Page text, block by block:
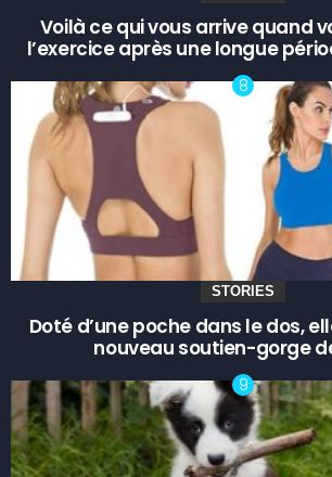
Voilà ce qui vous arrive quand
l’exercice après une longue
STORIES
Doté d’une poche dans le dos,
nouveau soutien-gorge